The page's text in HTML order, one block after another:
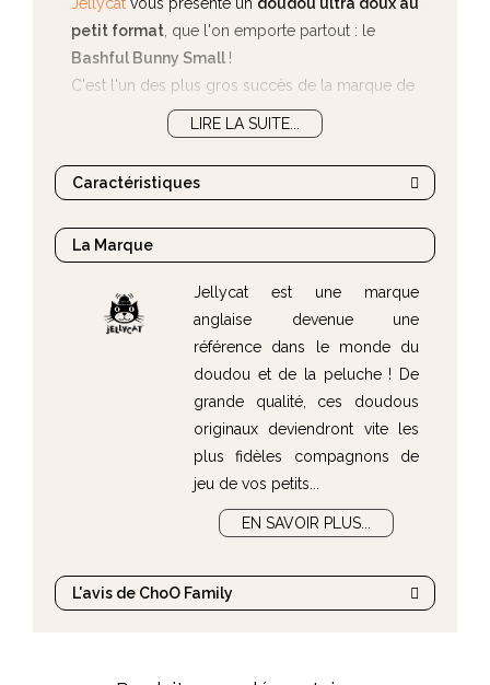
petit format , que l'on emporte partout : le
Bashful Bunny Small !
C'est l'un des plus gros succès de la marque de
peluches et doudous londonienne ! Avec ses
longues oreilles, parfaites pour les petites mains
de vos enfants le doudou lapin de Jellycat à tout
pour plaire ! Grâce à son
partir en vadrouille ! Il trouvera également
ou dans sa poussette.
LIRE LA SUITE...
Caractéristiques
La Marque
Jellycat est une marque
anglaise devenue une
référence dans le monde du
doudou et de la peluche ! De
grande qualité, ces doudous
originaux deviendront vite les
plus fidèles compagnons de
jeu de vos petits...
EN SAVOIR PLUS...
L'avis de ChoO Family